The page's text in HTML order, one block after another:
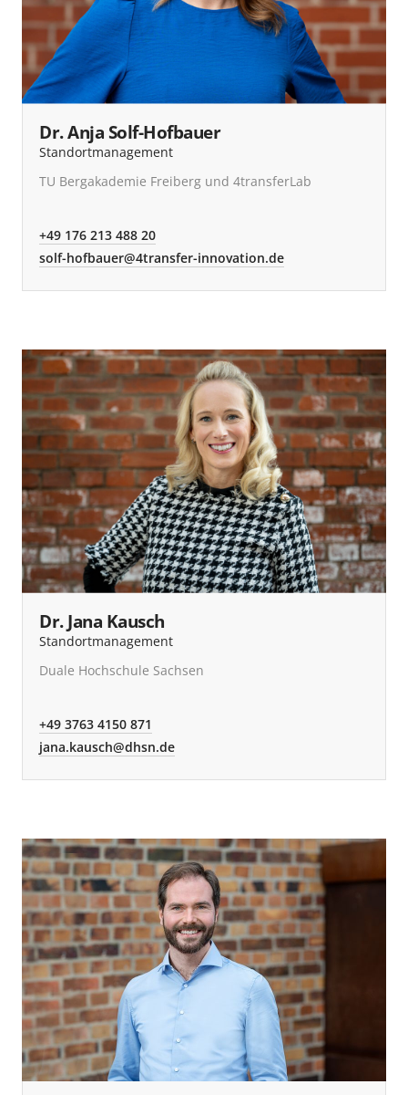
Dr. Anja Solf-Hofbauer
Standortmanagement
TU Bergakademie Freiberg und 4transferLab
+49 176 213 488 20
solf-hofbauer@4transfer-innovation.de
Dr. Jana Kausch
Standortmanagement
Duale Hochschule Sachsen
+49 3763 4150 871
jana.kausch@dhsn.de